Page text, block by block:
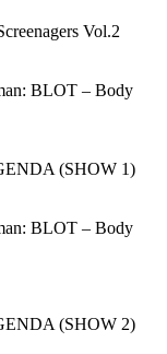
Vol.2
BLOT – Body
(SHOW 1)
BLOT – Body
(SHOW 2)